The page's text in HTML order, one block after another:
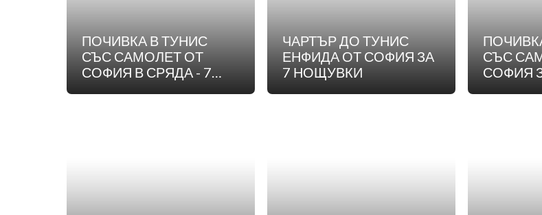
ПОЧИВКА В ТУНИС
СЪС САМОЛЕТ ОТ
СОФИЯ В СРЯДА - 7
ЧАРТЪР ДО ТУНИС
ЕНФИДА ОТ СОФИЯ ЗА
7 НОЩУВКИ
СЪС
СОФИЯ